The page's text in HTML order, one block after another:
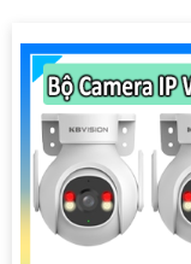
Camera Kbvision
chất lượng mà còn
hồng ngoại, cảm
mạng linh hoạt.
Đặt mua ngay hôm
vệ ngôi nhà, cửa
cách hiệu quả.